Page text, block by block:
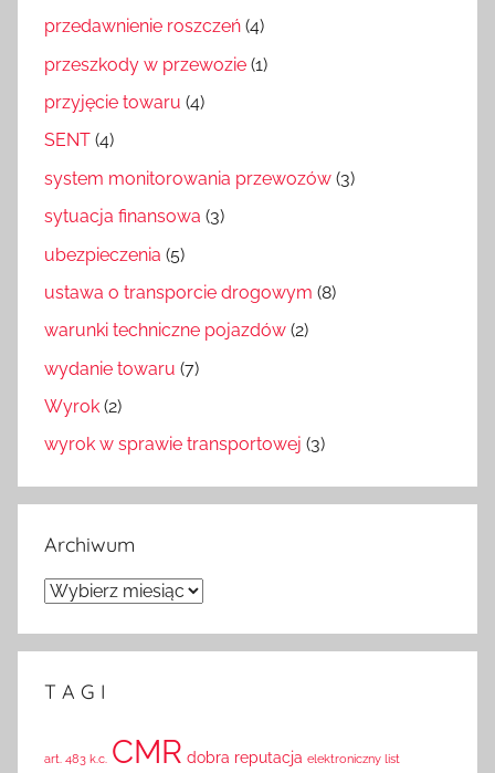
przedawnienie roszczeń (4)
przeszkody w przewozie (1)
przyjęcie towaru (4)
SENT (4)
system monitorowania przewozów (3)
sytuacja finansowa (3)
ubezpieczenia (5)
ustawa o transporcie drogowym (8)
warunki techniczne pojazdów (2)
wydanie towaru (7)
Wyrok (2)
wyrok w sprawie transportowej (3)
Archiwum
Archiwum
T A G I
art. 483 k.c. CMR dobra reputacja elektroniczny list